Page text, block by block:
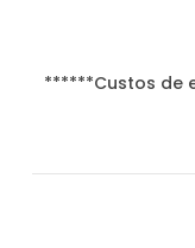
******Custos de